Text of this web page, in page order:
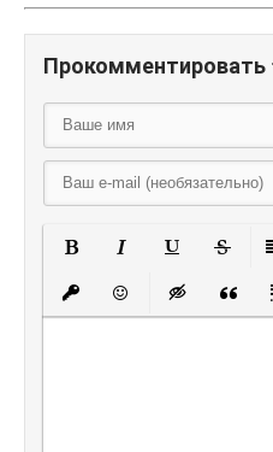
Прокомментировать
ВставитьВставитьВставка